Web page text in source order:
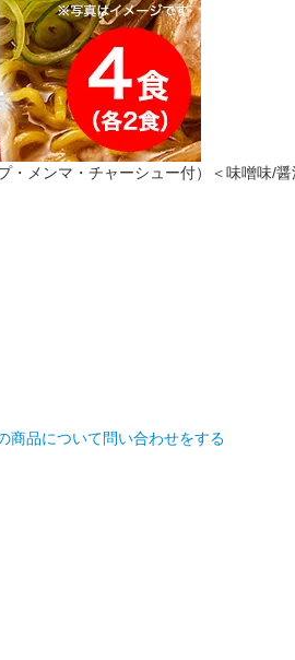
メンマ・チャーシュー付）＜味噌味/醤
商品について問い合わせをする